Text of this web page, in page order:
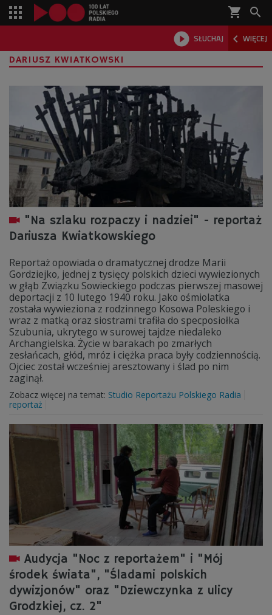
shopping_cart 
 SŁUCHAJ  WIĘCEJ

DARIUSZ KWIATKOWSKI
"Na szlaku rozpaczy i nadziei" - reportaż
Dariusza Kwiatkowskiego
Reportaż opowiada o dramatycznej drodze Marii
Gordziejko, jednej z tysięcy polskich dzieci wywiezionych
w głąb Związku Sowieckiego podczas pierwszej masowej
deportacji z 10 lutego 1940 roku. Jako ośmiolatka
została wywieziona z rodzinnego Kosowa Poleskiego i
wraz z matką oraz siostrami trafiła do specposiołka
Szubunia, ukrytego w surowej tajdze niedaleko
Archangielska. Życie w barakach po zmarłych
zesłańcach, głód, mróz i ciężka praca były codziennością.
Ojciec został wcześniej aresztowany i ślad po nim
zaginął.
Zobacz więcej na temat: Studio Reportażu Polskiego Radia
reportaż
Audycja "Noc z reportażem" i "Mój
środek świata", "Śladami polskich
dywizjonów" oraz "Dziewczynka z ulicy
Grodzkiej, cz. 2"